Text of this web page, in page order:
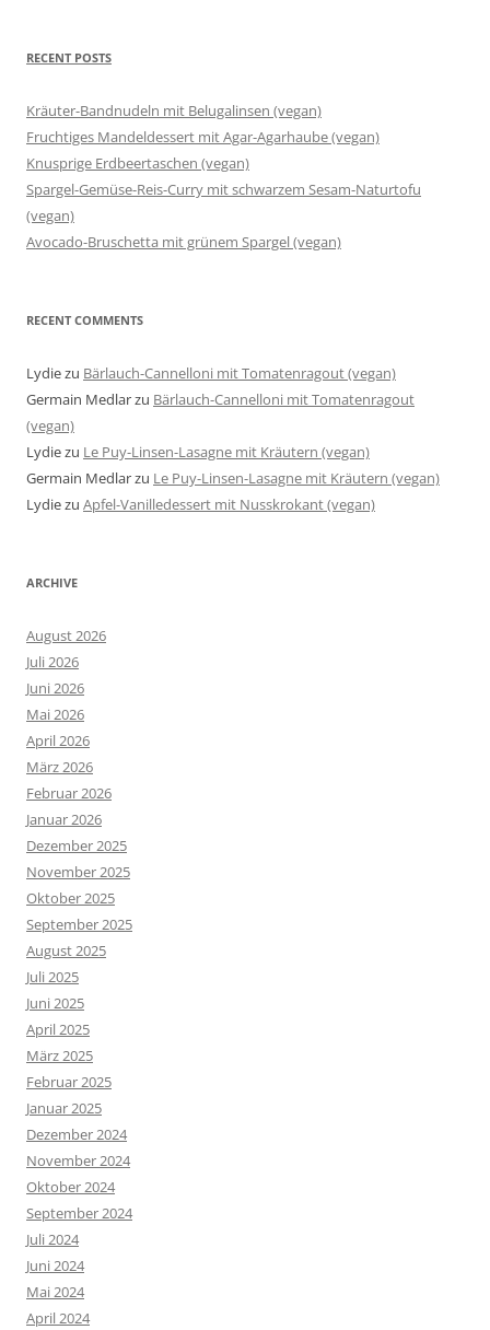
RECENT POSTS
Kräuter-Bandnudeln mit Belugalinsen (vegan)
Fruchtiges Mandeldessert mit Agar-Agarhaube (vegan)
Knusprige Erdbeertaschen (vegan)
Spargel-Gemüse-Reis-Curry mit schwarzem Sesam-Naturtofu
(vegan)
Avocado-Bruschetta mit grünem Spargel (vegan)
RECENT COMMENTS
Lydiezu Bärlauch-Cannelloni mit Tomatenragout (vegan)
Germain Medlarzu Bärlauch-Cannelloni mit Tomatenragout
(vegan)
Lydiezu Le Puy-Linsen-Lasagne mit Kräutern (vegan)
Germain Medlarzu Le Puy-Linsen-Lasagne mit Kräutern (vegan)
Lydiezu Apfel-Vanilledessert mit Nusskrokant (vegan)
ARCHIVE
August 2026
Juli 2026
Juni 2026
Mai 2026
April 2026
März 2026
Februar 2026
Januar 2026
Dezember 2025
November 2025
Oktober 2025
September 2025
August 2025
Juli 2025
Juni 2025
April 2025
März 2025
Februar 2025
Januar 2025
Dezember 2024
November 2024
Oktober 2024
September 2024
Juli 2024
Juni 2024
Mai 2024
April 2024